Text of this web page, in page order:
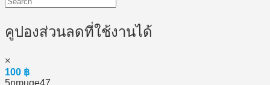
คูปองส่วนลดที่ใช้งานได้
×
100 ฿